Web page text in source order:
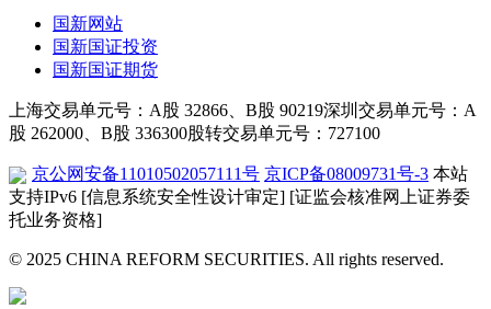
国新网站
国新国证投资
国新国证期货
上海交易单元号：A股 32866、B股 90219深圳交易单元号：A
股 262000、B股 336300股转交易单元号：727100
京公网安备11010502057111号 京ICP备08009731号-3 本站
支持IPv6 [信息系统安全性设计审定] [证监会核准网上证券委
托业务资格]
© 2025 CHINA REFORM SECURITIES. All rights reserved.